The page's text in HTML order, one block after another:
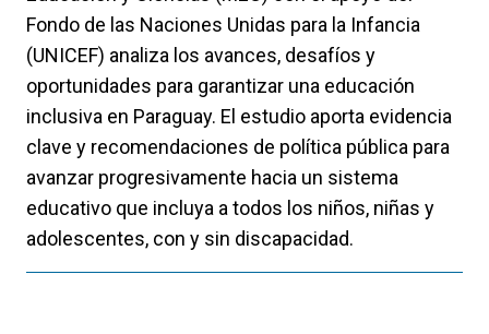
Fondo de las Naciones Unidas para la Infancia
(UNICEF) analiza los avances, desafíos y
oportunidades para garantizar una educación
inclusiva en Paraguay. El estudio aporta evidencia
clave y recomendaciones de política pública para
avanzar progresivamente hacia un sistema
educativo que incluya a todos los niños, niñas y
adolescentes, con y sin discapacidad.